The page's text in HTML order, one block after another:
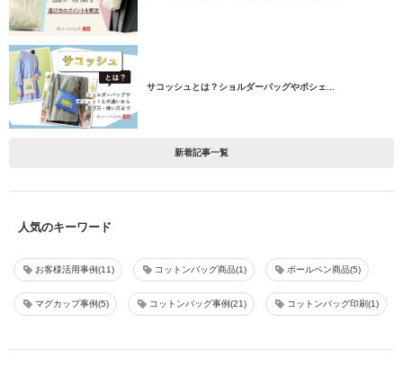
サコッシュとは？ショルダーバッグやポシェ...
新着記事一覧
人気のキーワード
お客様活用事例 11 コットンバッグ商品 1 ボールペン商品 5
マグカップ事例 5 コットンバッグ事例 21 コットンバッグ印刷 1